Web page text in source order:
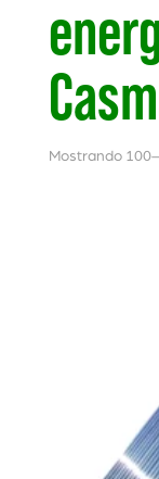
Mostrando